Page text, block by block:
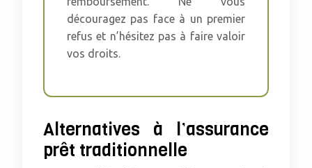
découragez pas face à un premier
refus et n’hésitez pas à faire valoir
vos droits.
Alternatives à l’assurance
prêt traditionnelle